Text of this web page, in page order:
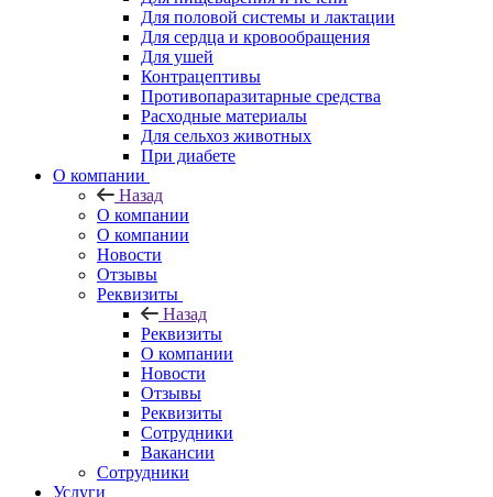
Для половой системы и лактации
Для сердца и кровообращения
Для ушей
Контрацептивы
Противопаразитарные средства
Расходные материалы
Для сельхоз животных
При диабете
О компании
Назад
О компании
О компании
Новости
Отзывы
Реквизиты
Назад
Реквизиты
О компании
Новости
Отзывы
Реквизиты
Сотрудники
Вакансии
Сотрудники
Услуги